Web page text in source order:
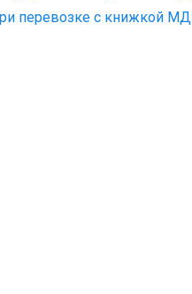
перевозке с книжкой